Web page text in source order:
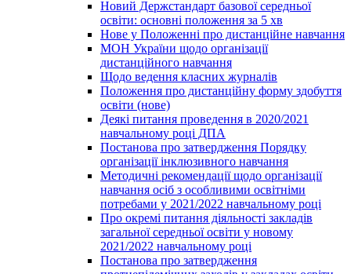
Новий Держстандарт базової середньої
освіти: основні положення за 5 хв
Нове у Положенні про дистанційне навчання
МОН України щодо організації
дистанційного навчання
Щодо ведення класних журналів
Положення про дистанційну форму здобуття
освіти (нове)
Деякі питання проведення в 2020/2021
навчальному році ДПА
Постанова про затвердження Порядку
організації інклюзивного навчання
Методичні рекомендації щодо організації
навчання осіб з особливими освітніми
потребами у 2021/2022 навчальному році
Про окремі питання діяльності закладів
загальної середньої освіти у новому
2021/2022 навчальному році
Постанова про затвердження